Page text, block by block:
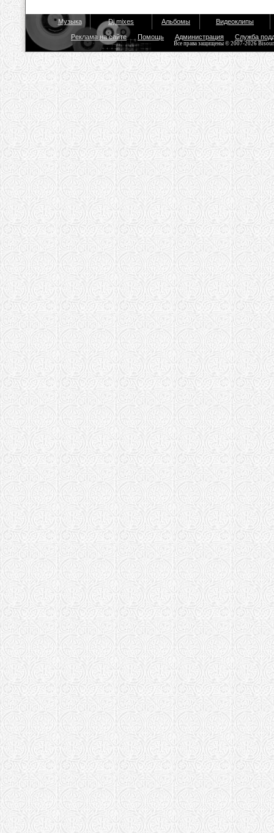
Музыка Dj mixes Альбомы Видеоклипы
Реклама на сайте Помощь Администрация Служба
Все права защищены © 2007-2026